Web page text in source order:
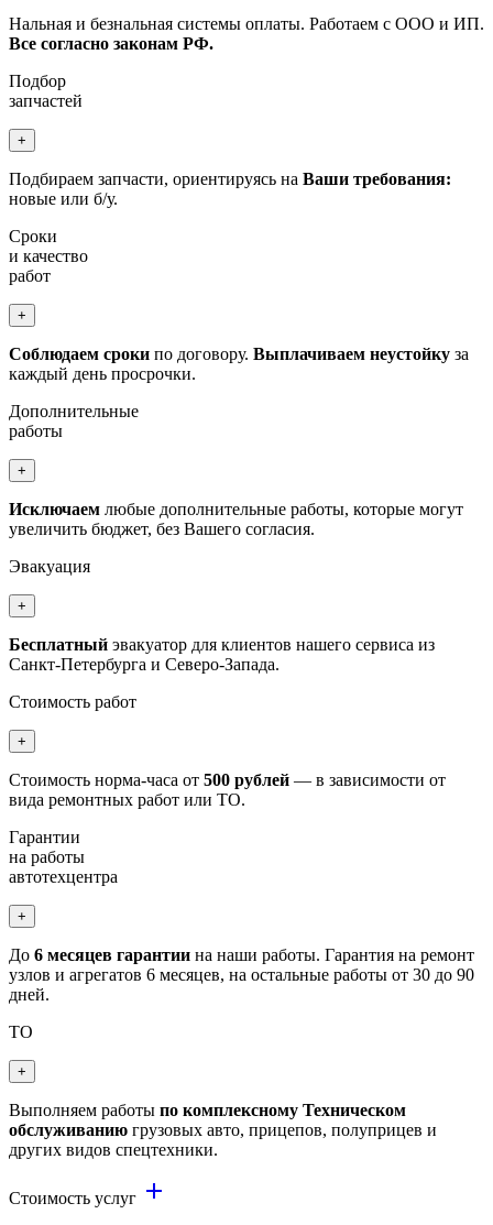
Нальная и безнальная системы оплаты. Работаем с ООО и ИП.
Все согласно законам РФ.
Подбор
запчастей
+
Подбираем запчасти, ориентируясь на Ваши требования:
новые или б/у.
Сроки
и качество
работ
+
Соблюдаем сроки по договору. Выплачиваем неустойку за
каждый день просрочки.
Дополнительные
работы
+
Исключаем любые дополнительные работы, которые могут
увеличить бюджет, без Вашего согласия.
Эвакуация
+
Бесплатный эвакуатор для клиентов нашего сервиса из
Санкт-Петербурга и Северо-Запада.
Стоимость работ
+
Стоимость норма-часа от 500 рублей — в зависимости от
вида ремонтных работ или ТО.
Гарантии
на работы
автотехцентра
+
До 6 месяцев гарантии на наши работы. Гарантия на ремонт
узлов и агрегатов 6 месяцев, на остальные работы от 30 до 90
дней.
ТО
+
Выполняем работы по комплексному Техническом
обслуживанию грузовых авто, прицепов, полуприцев и
других видов спецтехники.
Стоимость услуг add